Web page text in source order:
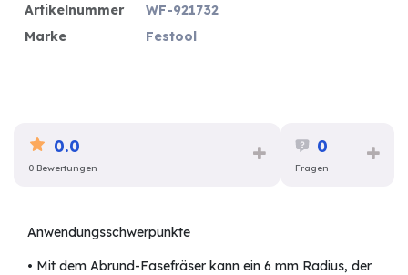
Artikelnummer
WF-921732
Marke
Festool
0.0
0 Bewertungen
0
Fragen
Anwendungsschwerpunkte
• Mit dem Abrund-Fasefräser kann ein 6 mm Radius, der